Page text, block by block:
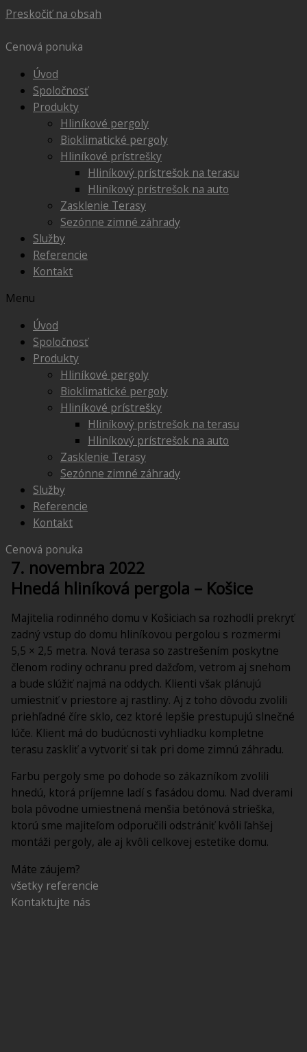
Preskočiť na obsah
Cenová ponuka
Úvod
Spoločnosť
Produkty
Hliníkové pergoly
Bioklimatické pergoly
Hliníkové prístrešky
Hliníkový prístrešok na terasu
Hliníkový prístrešok na auto
Zasklenie Terasy
Sezónne zimné záhrady
Služby
Referencie
Kontakt
Menu
Úvod
Spoločnosť
Produkty
Hliníkové pergoly
Bioklimatické pergoly
Hliníkové prístrešky
Hliníkový prístrešok na terasu
Hliníkový prístrešok na auto
Zasklenie Terasy
Sezónne zimné záhrady
Služby
Referencie
Kontakt
Cenová ponuka
7. novembra 2022
Hnedá hliníková pergola – Košice
Majitelia rodinného domu v Košiciach sa rozhodli prekryť
zadný vstup do domu hliníkovou pergolou s rozmermi
5,5 × 2,5 metra. Nová terasa so zastrešením poskytne
členom rodiny ochranu pred dažďom, vetrom aj snehom
a bude slúžiť najmä na oddych. Klienti však plánujú
umiestniť v priestore aj rastliny. Aj z toho dôvodu zvolili
priehľadné číre sklo, cez ktoré lepšie prestupujú slnečné
lúče. Klient má do budúcnosti vyhliadku kompletne
terasu zaskliť a vytvoriť si tak pri dome zimnú záhradu.
Farbu pergoly sme po dohode so zákazníkom zvolili
hnedú, ktorá príjemne ladí s fasádou domu. Nad dverami
bola pôvodne umiestnená menšia betónová strieška,
ktorú sme majiteľom odporučili odstrániť kvôli ľahšej
montáži pergoly, ale aj kvôli celkovej estetike domu.
Máte záujem?
všetky referencie
Kontaktujte nás